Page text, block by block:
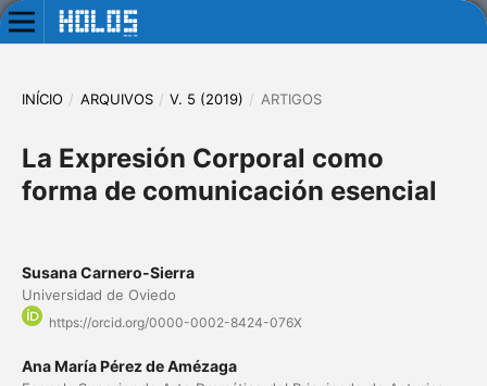
INÍCIO / ARQUIVOS / V. 5 (2019) / ARTIGOS
La Expresión Corporal como
forma de comunicación esencial
Susana Carnero-Sierra
Universidad de Oviedo
https://orcid.org/0000-0002-8424-076X
Ana María Pérez de Amézaga